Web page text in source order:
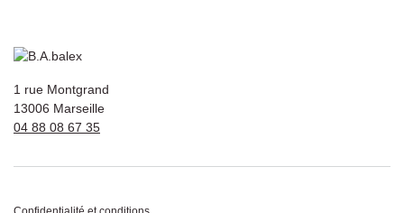
1 rue Montgrand
13006 Marseille
04 88 08 67 35